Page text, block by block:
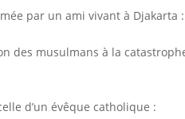
par un ami vivant à Djakarta :
des musulmans à la
d’un évêque catholique :